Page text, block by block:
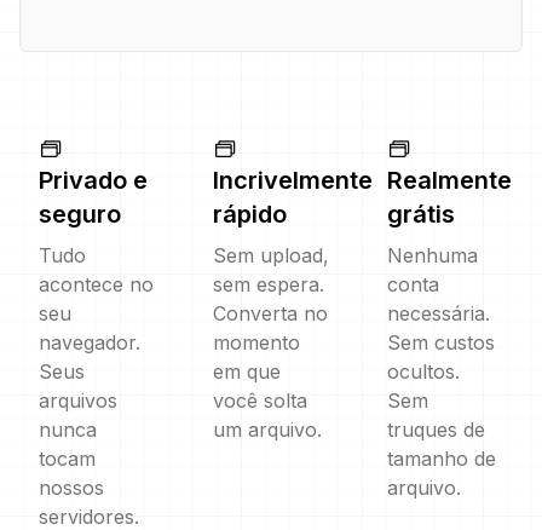
Privado e
seguro
Tudo
acontece no
seu
navegador.
Seus
arquivos
nunca
tocam
nossos
servidores.
Incrivelmente
rápido
Sem upload,
sem espera.
Converta no
momento
em que
você solta
um arquivo.
Realmente
grátis
Nenhuma
conta
necessária.
Sem custos
ocultos.
Sem
truques de
tamanho de
arquivo.